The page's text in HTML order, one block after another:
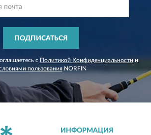
ПОДПИСАТЬСЯ
с Политикой Конфиденциальности и
пользованияNORFIN
ИНФОРМАЦИЯ